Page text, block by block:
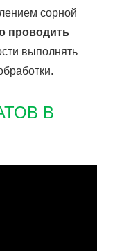
сорной
проводить
выполнять
В